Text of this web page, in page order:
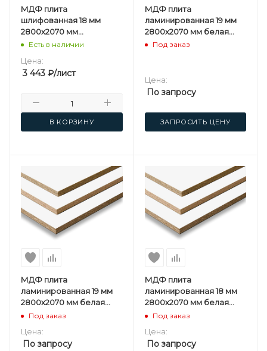
МДФ плита
шлифованная 18 мм
2800х2070 мм
Kastamonu F
Есть в наличии
Цена:
3 443 ₽/лист
В КОРЗИНУ
МДФ плита
ламинированная 19 мм
2800х2070 мм белая
двусторонняя
Под заказ
Цена:
По запросу
ЗАПРОСИТЬ ЦЕНУ
МДФ плита
ламинированная 19 мм
2800х2070 мм белая
односторонняя
Под заказ
Цена:
По запросу
МДФ плита
ламинированная 18 мм
2800х2070 мм белая
односторонняя
Под заказ
Цена:
По запросу